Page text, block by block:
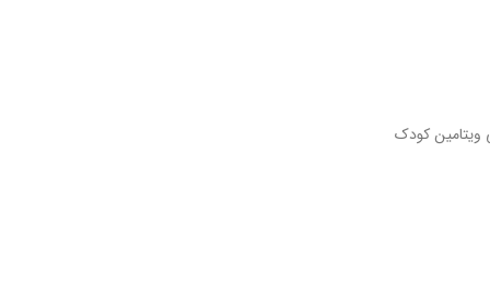
ویتامین کودک